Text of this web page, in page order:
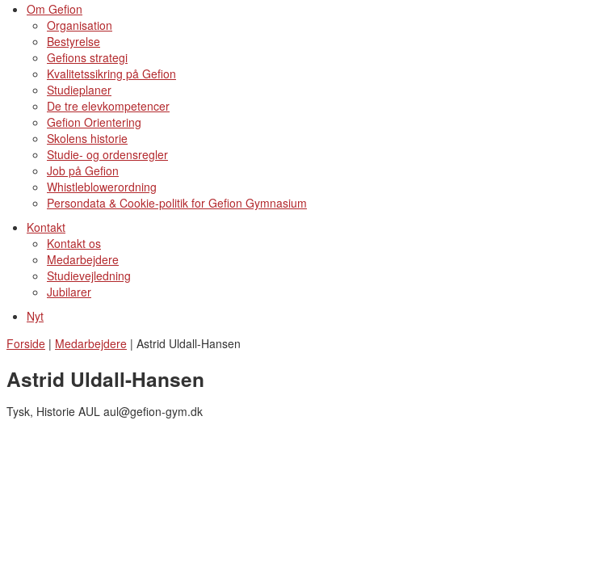
Om Gefion
Organisation
Bestyrelse
Gefions strategi
Kvalitetssikring på Gefion
Studieplaner
De tre elevkompetencer
Gefion Orientering
Skolens historie
Studie- og ordensregler
Job på Gefion
Whistleblowerordning
Persondata & Cookie-politik for Gefion Gymnasium
Kontakt
Kontakt os
Medarbejdere
Studievejledning
Jubilarer
Nyt
Forside | Medarbejdere | Astrid Uldall-Hansen
Astrid Uldall-Hansen
Tysk, Historie AUL aul@gefion-gym.dk